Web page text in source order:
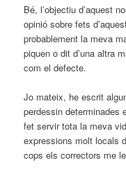
Bé, l’objectiu d’aquest
opinió sobre fets
probablement la meva
piquen o dit d’una altra
com el defecte.
Jo mateix, he escrit
perdessin determinades
fet servir tota la meva
expressions molt locals
cops els correctors me